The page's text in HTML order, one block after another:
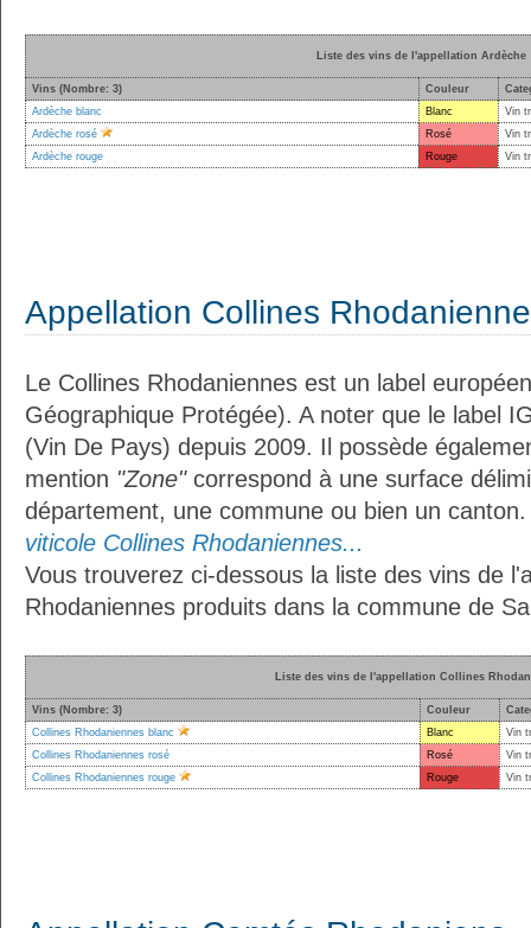
Liste des vins de l'appellation Ardèche
Vins (Nombre: 3) Couleur
Ardèche blanc
Blanc
Vin
Ardèche rosé
Rosé
Vin
Ardèche rouge
Rouge Vin
Appellation Collines
Le Collines Rhodaniennes est un label
Géographique Protégée). A noter que le label
(Vin De Pays) depuis 2009. Il possède
mention "Zone"correspond à une surface
département, une commune ou bien un
viticole Collines Rhodaniennes...
Vous trouverez ci-dessous la liste des vins de
Rhodaniennes produits dans la commune de
Liste des vins de l'appellation Collines
Vins (Nombre: 3) Couleur
Collines Rhodaniennes blanc
Blanc
Vin
Collines Rhodaniennes rosé
Rosé
Vin
Collines Rhodaniennes rouge
Rouge Vin